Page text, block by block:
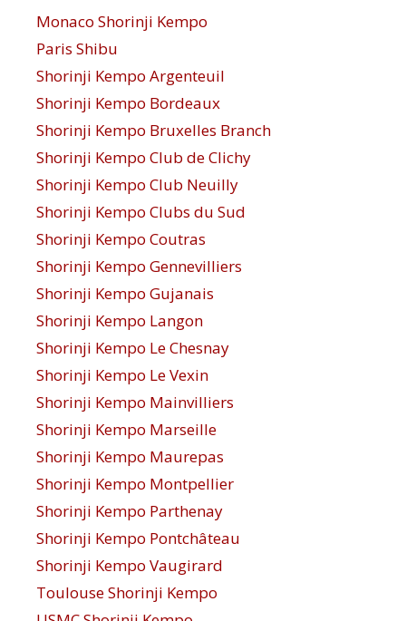
Monaco Shorinji Kempo
Paris Shibu
Shorinji Kempo Argenteuil
Shorinji Kempo Bordeaux
Shorinji Kempo Bruxelles Branch
Shorinji Kempo Club de Clichy
Shorinji Kempo Club Neuilly
Shorinji Kempo Clubs du Sud
Shorinji Kempo Coutras
Shorinji Kempo Gennevilliers
Shorinji Kempo Gujanais
Shorinji Kempo Langon
Shorinji Kempo Le Chesnay
Shorinji Kempo Le Vexin
Shorinji Kempo Mainvilliers
Shorinji Kempo Marseille
Shorinji Kempo Maurepas
Shorinji Kempo Montpellier
Shorinji Kempo Parthenay
Shorinji Kempo Pontchâteau
Shorinji Kempo Vaugirard
Toulouse Shorinji Kempo